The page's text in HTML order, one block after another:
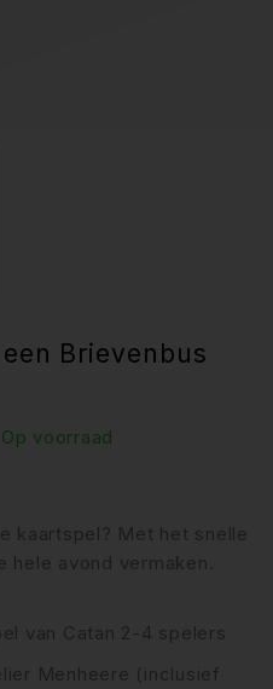
Brievenbus
Op voorraad
kaartspel? Met het snelle
hele avond vermaken.
van Catan 2-4 spelers
Menheere (inclusief